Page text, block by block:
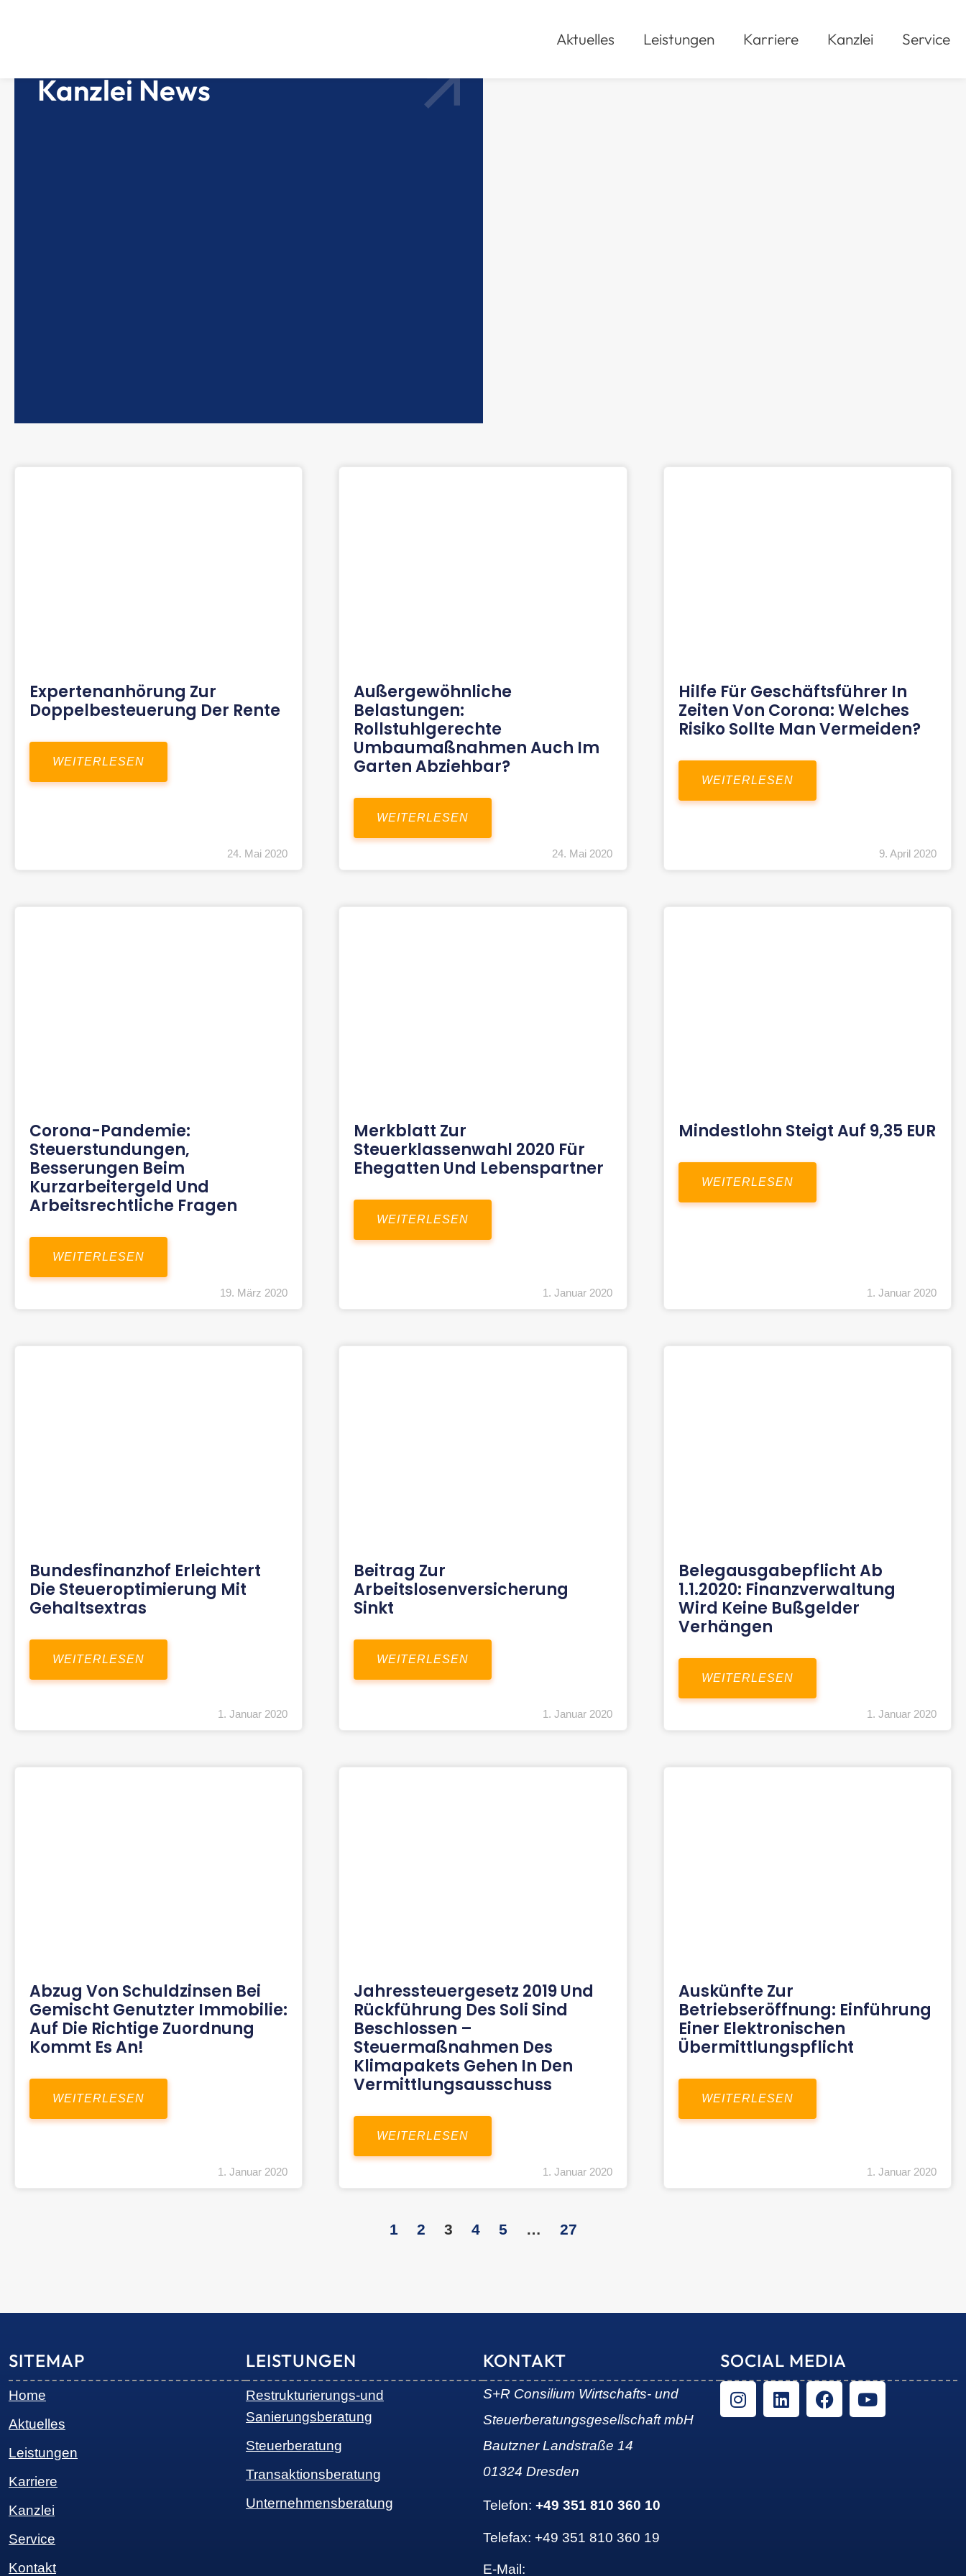
Aktuelles Leistungen Karriere Kanzlei Service
Kanzlei News
Expertenanhörung Zur
Doppelbesteuerung Der Rente
WEITERLESEN
24. Mai 2020
Außergewöhnliche
Belastungen:
Rollstuhlgerechte
Umbaumaßnahmen Auch Im
Garten Abziehbar?
WEITERLESEN
24. Mai 2020
Hilfe Für Geschäftsführer In
Zeiten Von Corona: Welches
Risiko Sollte Man Vermeiden?
WEITERLESEN
9. April 2020
Corona-Pandemie:
Steuerstundungen,
Besserungen Beim
Kurzarbeitergeld Und
Arbeitsrechtliche Fragen
WEITERLESEN
19. März 2020
Merkblatt Zur
Steuerklassenwahl 2020 Für
Ehegatten Und Lebenspartner
WEITERLESEN
1. Januar 2020
Mindestlohn Steigt Auf 9,35 EUR
WEITERLESEN
1. Januar 2020
Bundesfinanzhof Erleichtert
Die Steueroptimierung Mit
Gehaltsextras
WEITERLESEN
1. Januar 2020
Beitrag Zur
Arbeitslosenversicherung
Sinkt
WEITERLESEN
1. Januar 2020
Belegausgabepflicht Ab
1.1.2020: Finanzverwaltung
Wird Keine Bußgelder
Verhängen
WEITERLESEN
1. Januar 2020
Abzug Von Schuldzinsen Bei
Gemischt Genutzter Immobilie:
Auf Die Richtige Zuordnung
Kommt Es An!
WEITERLESEN
1. Januar 2020
Jahressteuergesetz 2019 Und
Rückführung Des Soli Sind
Beschlossen –
Steuermaßnahmen Des
Klimapakets Gehen In Den
Vermittlungsausschuss
WEITERLESEN
1. Januar 2020
Auskünfte Zur
Betriebseröffnung: Einführung
Einer Elektronischen
Übermittlungspflicht
WEITERLESEN
1. Januar 2020
1 2 3 4 5 … 27
SITEMAP
Home
Aktuelles
Leistungen
Karriere
Kanzlei
Service
Kontakt
LEISTUNGEN
Restrukturierungs-und
Sanierungsberatung
Steuerberatung
Transaktionsberatung
Unternehmensberatung
KONTAKT
S+R Consilium Wirtschafts- und
Steuerberatungsgesellschaft mbH
Bautzner Landstraße 14
01324 Dresden
Telefon: +49 351 810 360 10
Telefax: +49 351 810 360 19
E-Mail:
SOCIAL MEDIA